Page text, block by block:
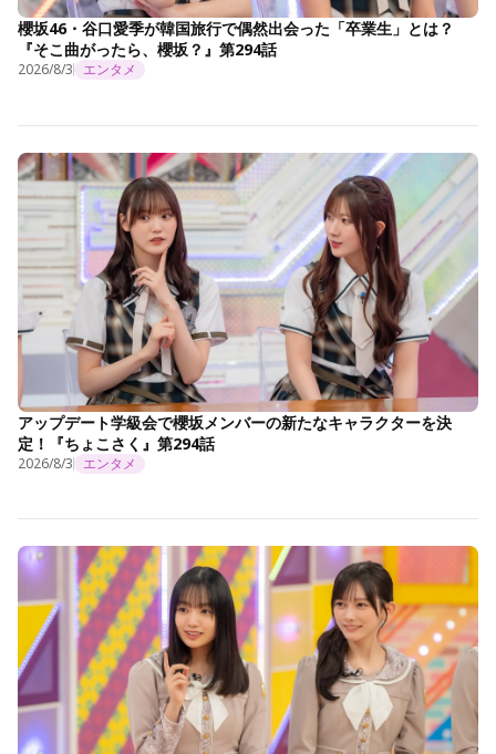
櫻坂46・谷口愛季が韓国旅行で偶然出会った「卒業生」とは？
『そこ曲がったら、櫻坂？』第294話
2026/8/3 エンタメ
アップデート学級会で櫻坂メンバーの新たなキャラクターを決
定！『ちょこさく』第294話
2026/8/3 エンタメ